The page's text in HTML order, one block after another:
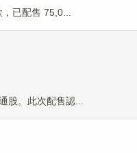
已配售 75,0...
。此次配售認...